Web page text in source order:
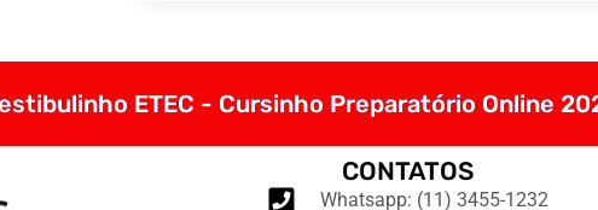
ETEC - Cursinho Preparatório Online
CONTATOS
Whatsapp: (11) 3455-1232